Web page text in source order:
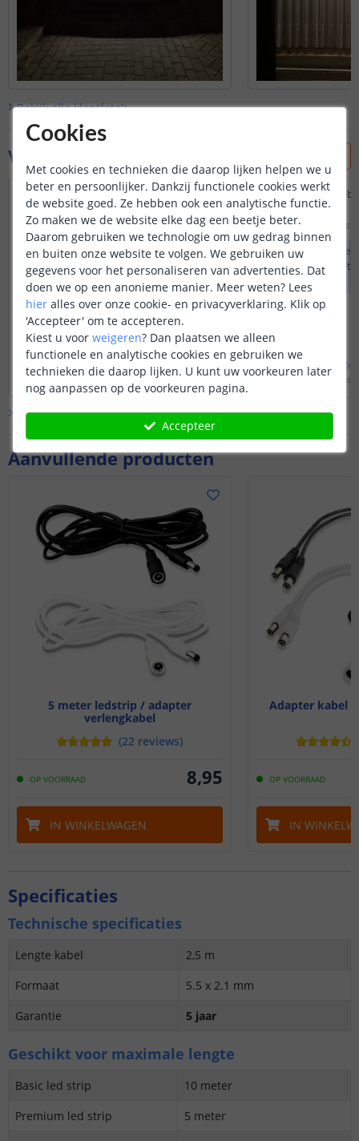
Aanvullende producten
5 meter ledstrip / adapter
verlengkabel
(22 reviews)
OP VOORRAAD 8,95
IN WINKELWAGEN
Adapter kabel
OP VOORRAAD
IN
Bekijk alleklantfoto’s
Vraag & antwoord
Ik wil de vitrinekast set installeren maar
door omstandigheden moet ik tussen
adapter en strips een verlengkabel van
2,5m voorzien. Vermits dit een 12V set is
vroeg ik mij af of er dan geen
kwaliteitsverlies is en ik beter naar 24V ga.
Door Ivo op dinsdag 25 november 2025
Het is mogelijk om bij een 12 volt
ledstrip een verlengkabel te plaatsen,
dit heeft geen invloed op de
lichtkwaliteit.
Bekijk hele antwoord
woensdag 26 november 2025
Zijn deze
24V?
Door Herman zondag
Onze
zowel voor 12 volt
ledsrips.
Bekijk hele
Bekijk alle Vraag & antwoord
Specificaties
Technische specificaties
Lengte kabel
2,5 m
Formaat
5.5 x 2.1 mm
Garantie
5 jaar
Geschikt voor maximale lengte
Basic led strip
10 meter
Premium led strip
5 meter
Cookies
Met cookies en technieken die daarop lijken helpen we u
beter en persoonlijker. Dankzij functionele cookies werkt
de website goed. Ze hebben ook een analytische functie.
Zo maken we de website elke dag een beetje beter.
Daarom gebruiken we technologie om uw gedrag binnen
en buiten onze website te volgen. We gebruiken uw
gegevens voor het personaliseren van advertenties. Dat
doen we op een anonieme manier. Meer weten? Lees
hier alles over onze cookie- en privacyverklaring. Klik op
'Accepteer' om te accepteren.
Kiest u voor weigeren? Dan plaatsen we alleen
functionele en analytische cookies en gebruiken we
technieken die daarop lijken. U kunt uw voorkeuren later
nog aanpassen op de voorkeuren pagina.
Accepteer